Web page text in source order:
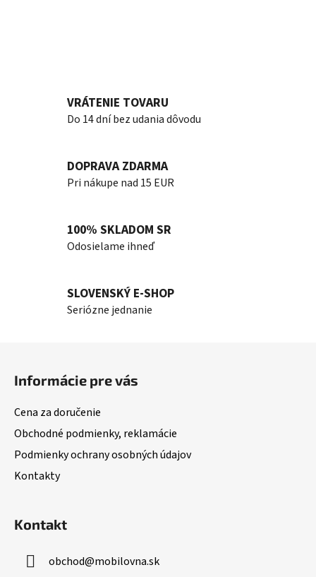
VRÁTENIE TOVARU
Do 14 dní bez udania dôvodu
DOPRAVA ZDARMA
Pri nákupe nad 15 EUR
100% SKLADOM SR
Odosielame ihneď
SLOVENSKÝ E-SHOP
Seriózne jednanie
Informácie pre vás
Cena za doručenie
Obchodné podmienky, reklamácie
Podmienky ochrany osobných údajov
Kontakty
Kontakt
obchod@mobilovna.sk